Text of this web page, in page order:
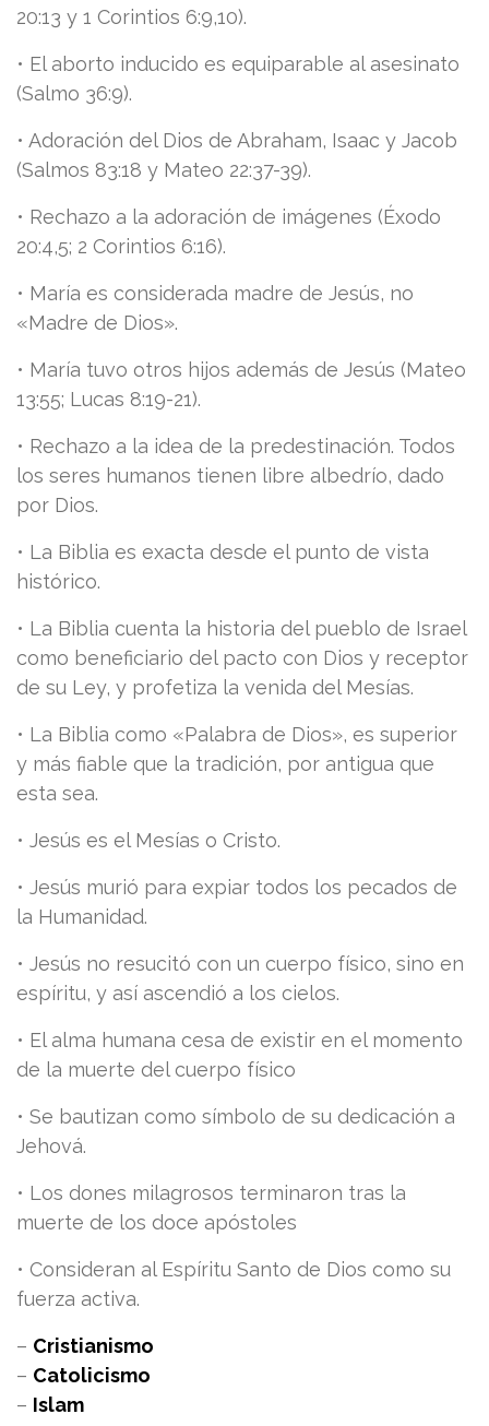
20:13 y 1 Corintios 6:9,10).
• El aborto inducido es equiparable al asesinato
(Salmo 36:9).
• Adoración del Dios de Abraham, Isaac y Jacob
(Salmos 83:18 y Mateo 22:37-39).
• Rechazo a la adoración de imágenes (Éxodo
20:4,5; 2 Corintios 6:16).
• María es considerada madre de Jesús, no
«Madre de Dios».
• María tuvo otros hijos además de Jesús (Mateo
13:55; Lucas 8:19-21).
• Rechazo a la idea de la predestinación. Todos
los seres humanos tienen libre albedrío, dado
por Dios.
• La Biblia es exacta desde el punto de vista
histórico.
• La Biblia cuenta la historia del pueblo de Israel
como beneficiario del pacto con Dios y receptor
de su Ley, y profetiza la venida del Mesías.
• La Biblia como «Palabra de Dios», es superior
y más fiable que la tradición, por antigua que
esta sea.
• Jesús es el Mesías o Cristo.
• Jesús murió para expiar todos los pecados de
la Humanidad.
• Jesús no resucitó con un cuerpo físico, sino en
espíritu, y así ascendió a los cielos.
• El alma humana cesa de existir en el momento
de la muerte del cuerpo físico
• Se bautizan como símbolo de su dedicación a
Jehová.
• Los dones milagrosos terminaron tras la
muerte de los doce apóstoles
• Consideran al Espíritu Santo de Dios como su
fuerza activa.
– Cristianismo
– Catolicismo
– Islam